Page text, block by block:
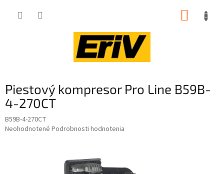
Piestový kompresor Pro Line B59B-
4-270CT
B59B-4-270CT
Priemerné
Neohodnotené Podrobnosti hodnotenia